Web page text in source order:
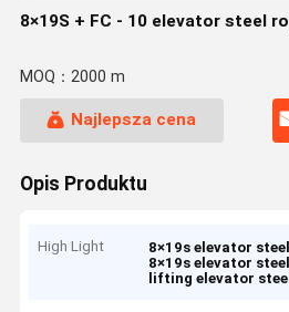
8×19S + FC - 10 elevator steel
MOQ：2000 m
Najlepsza cena
Opis Produktu
High Light 8×19s elevator
8×19s elevator
lifting elevator